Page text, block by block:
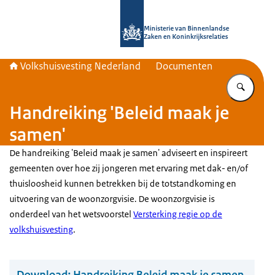
Ministerie van Binnenlandse
Zaken en Koninkrijksrelaties
Volkshuisvesting Nederland Documenten
Handreiking 'Beleid maak je
samen'
De handreiking 'Beleid maak je samen' adviseert en inspireert
gemeenten over hoe zij jongeren met ervaring met dak- en/of
thuisloosheid kunnen betrekken bij de totstandkoming en
uitvoering van de woonzorgvisie. De woonzorgvisie is
onderdeel van het wetsvoorstel Versterking regie op de
volkshuisvesting.